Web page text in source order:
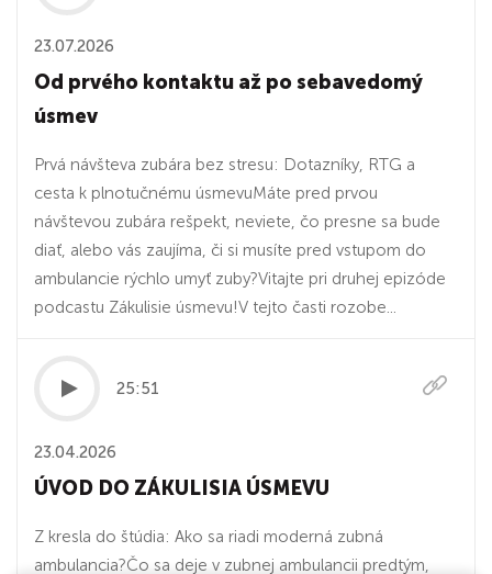
23.07.2026
Od prvého kontaktu až po sebavedomý
úsmev
Prvá návšteva zubára bez stresu: Dotazníky, RTG a
cesta k plnotučnému úsmevuMáte pred prvou
návštevou zubára rešpekt, neviete, čo presne sa bude
diať, alebo vás zaujíma, či si musíte pred vstupom do
ambulancie rýchlo umyť zuby?Vitajte pri druhej epizóde
podcastu Zákulisie úsmevu!V tejto časti rozobe...
25:51
23.04.2026
ÚVOD DO ZÁKULISIA ÚSMEVU
Z kresla do štúdia: Ako sa riadi moderná zubná
ambulancia?Čo sa deje v zubnej ambulancii predtým,